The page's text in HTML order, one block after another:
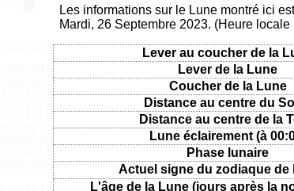
Les informations sur le Lune montré ici
Mardi, 26 Septembre 2023. (Heure
Lever au coucher de la
Lever de la Lune
Coucher de la Lune
Distance au centre du
Distance au centre de la
Lune éclairement (à
Phase lunaire
Actuel signe du zodiaque de
L'âge de la Lune (jours après la